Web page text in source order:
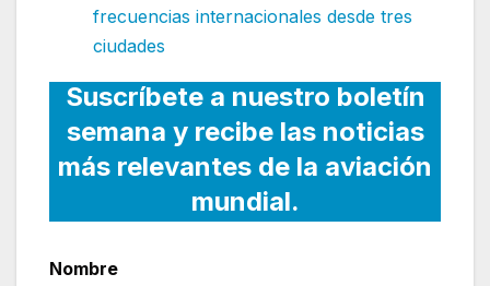
frecuencias internacionales desde tres
ciudades
Suscríbete a nuestro boletín
semana y recibe las noticias
más relevantes de la aviación
mundial.
Nombre